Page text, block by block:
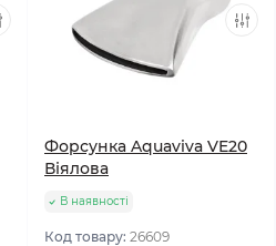
Форсунка Aquaviva VE20
Віялова
В наявності
Код товару: 26609